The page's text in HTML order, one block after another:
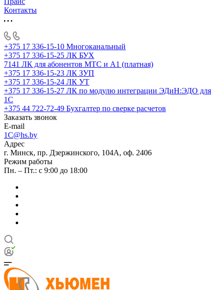
Контакты
+375 17 336-15-10 Многоканальный
+375 17 336-15-25 ЛК БУХ
7141 ЛК для абонентов МТС и А1 (платная)
+375 17 336-15-23 ЛК ЗУП
+375 17 336-15-24 ЛК УТ
+375 17 336-15-27 ЛК по модулю интеграции ЭДиН:ЭДО для
1С
+375 44 722-72-49 Бухгалтер по сверке расчетов
Заказать звонок
E-mail
1C@hs.by
Адрес
г. Минск, пр. Дзержинского, 104А, оф. 2406
Режим работы
Пн. – Пт.: с 9:00 до 18:00